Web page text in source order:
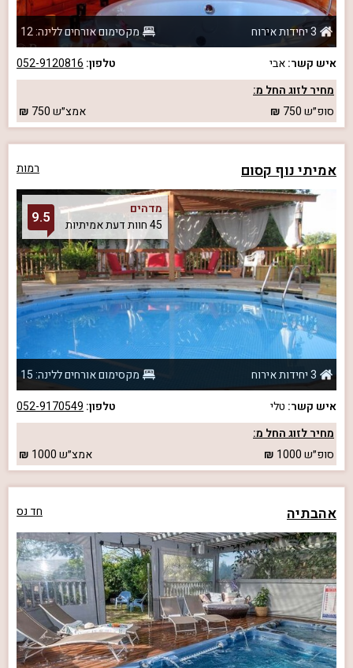
3 יחידות אירוח
מקסימום אורחים ללינה: 12
איש קשר:אבי טלפון: 052-9120816
מחיר לזוג החל מ:
סופ״ש750 אמצ״ש750
אמיתי נוף קסום רמות
מדהים
45 חוות דעת אמיתיות
9.5
3 יחידות אירוח
מקסימום אורחים ללינה: 15
איש קשר: טלי טלפון: 052-9170549
מחיר לזוג החל מ:
סופ״ש1000 אמצ״ש1000
אהבתיה חד נס